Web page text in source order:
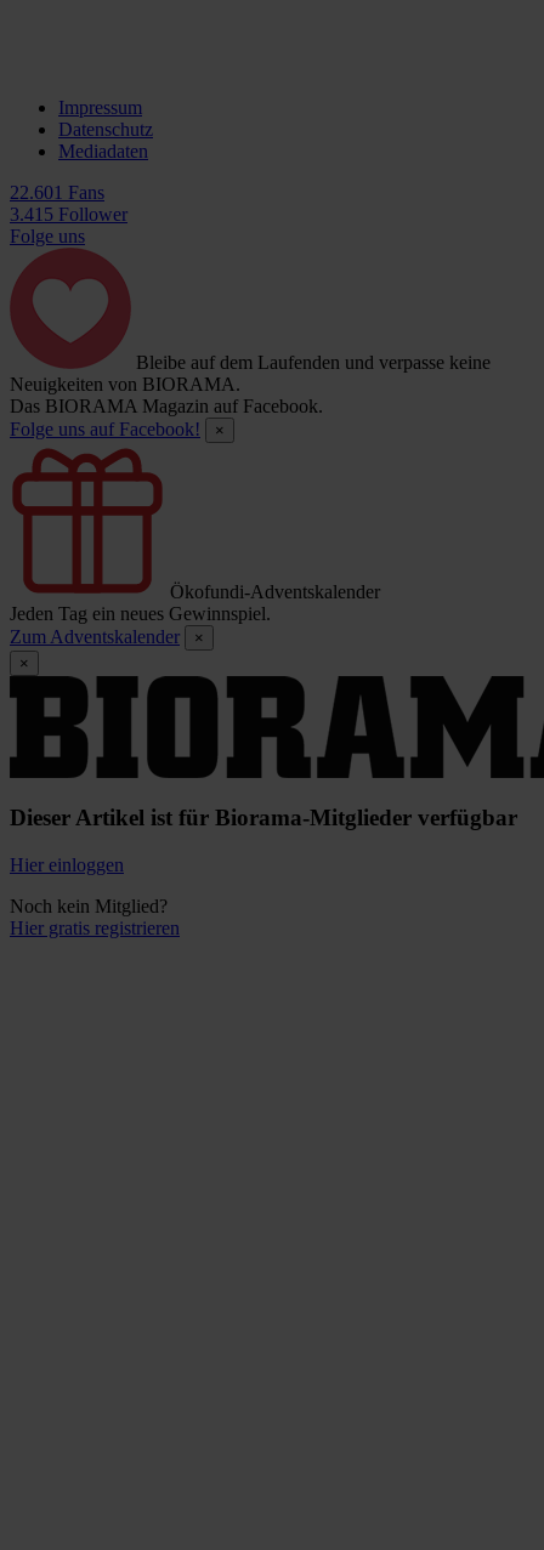
Impressum
Datenschutz
Mediadaten
22.601 Fans
3.415 Follower
Folge uns
Bleibe auf dem Laufenden und verpasse keine
Neuigkeiten von BIORAMA.
Das BIORAMA Magazin auf Facebook.
Folge uns auf Facebook!
×
Ökofundi-Adventskalender
Jeden Tag ein neues Gewinnspiel.
Zum Adventskalender
×
×
Dieser Artikel ist für Biorama-Mitglieder verfügbar
Hier einloggen
Noch kein Mitglied?
Hier gratis registrieren